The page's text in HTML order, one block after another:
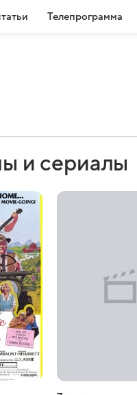
Телепрограмма
и сериалы